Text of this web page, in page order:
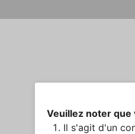
Veuillez noter
Il s'agit d'un